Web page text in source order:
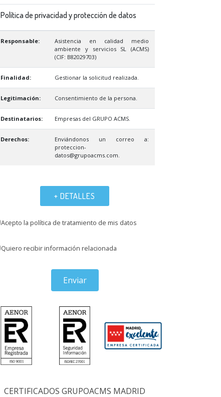
Política de privacidad y protección de datos
Responsable:
Asistencia en calidad medio
ambiente y servicios SL (ACMS)
(CIF: B82029703)
Finalidad: Gestionar la solicitud realizada.
Legitimación: Consentimiento de la persona.
Destinatarios: Empresas del GRUPO ACMS.
Derechos:
Enviándonos un correo a:
proteccion-
datos@grupoacms.com.
+ DETALLES
Acepto la política de tratamiento de mis datos
Quiero recibir información relacionada
Enviar
CERTIFICADOS GRUPOACMS MADRID